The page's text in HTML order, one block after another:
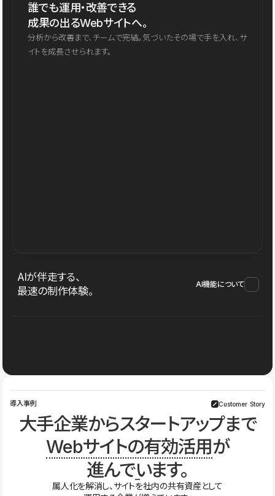
誰でも運用・改善できる
成果の出るWebサイトへ。
分析から改善まで、チームで完結。気づいたその場で手を入れ、サ
イトを成長させられます。
AIが伴走する、
最速の制作体験。
AI機能について
導入事例 Customer Story
大手企業からスタートアップまで
Webサイトの有効活用が
進んでいます。
属人化を解消し、サイトを社内の共有資産として